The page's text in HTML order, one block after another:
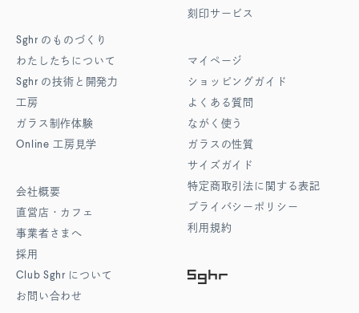
Sghr のものづくり
わたしたちについて
Sghr の技術と開発力
工房
ガラス制作体験
Online 工房見学
会社概要
直営店・カフェ
事業者さまへ
採用
Club Sghr について
お問い合わせ
刻印サービス
マイページ
ショッピングガイド
よくある質問
ながく使う
ガラスの性質
サイズガイド
特定商取引法に関する表記
プライバシーポリシー
利用規約